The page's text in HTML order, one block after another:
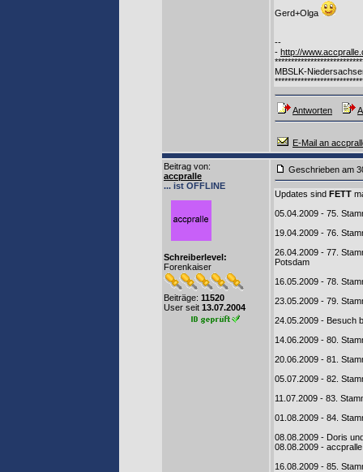
Gerd+Olga
--
- http://
MBSLK-
Antworten
E-Mail an
Beitrag von:
accpralle
... ist OFFLINE
Schreiberlevel:
Forenkaiser
Beiträge: 11520
User seit 13.07.2004
Geschrieben
Updates sind FETT
05.04.2009 - 75.
19.04.2009 - 76.
26.04.2009 - 77.
Potsdam
16.05.2009 - 78.
23.05.2009 - 79.
24.05.2009 - Besuch
14.06.2009 - 80.
20.06.2009 - 81.
05.07.2009 - 82.
11.07.2009 - 83.
01.08.2009 - 84.
08.08.2009 - Doris
08.08.2009 -
16.08.2009 - 85.